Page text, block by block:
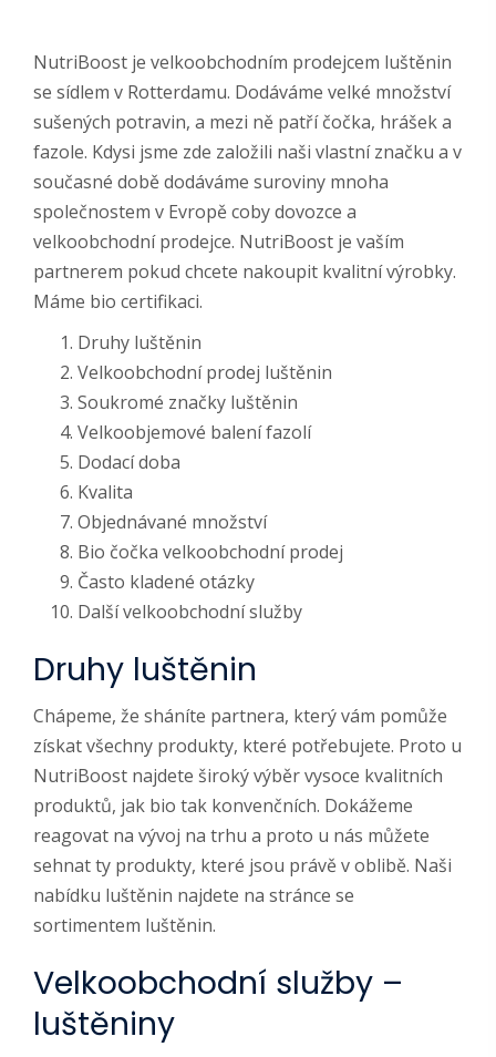
NutriBoost je velkoobchodním prodejcem luštěnin
se sídlem v Rotterdamu. Dodáváme velké množství
sušených potravin, a mezi ně patří čočka, hrášek a
fazole. Kdysi jsme zde založili naši vlastní značku a v
současné době dodáváme suroviny mnoha
společnostem v Evropě coby dovozce a
velkoobchodní prodejce. NutriBoost je vaším
partnerem pokud chcete nakoupit kvalitní výrobky.
Máme bio certifikaci.
Druhy luštěnin
Velkoobchodní prodej luštěnin
Soukromé značky luštěnin
Velkoobjemové balení fazolí
Dodací doba
Kvalita
Objednávané množství
Bio čočka velkoobchodní prodej
Často kladené otázky
Další velkoobchodní služby
Druhy luštěnin
Chápeme, že sháníte partnera, který vám pomůže
získat všechny produkty, které potřebujete. Proto u
NutriBoost najdete široký výběr vysoce kvalitních
produktů, jak bio tak konvenčních. Dokážeme
reagovat na vývoj na trhu a proto u nás můžete
sehnat ty produkty, které jsou právě v oblibě. Naši
nabídku luštěnin najdete na stránce se
sortimentem luštěnin.
Velkoobchodní služby –
luštěniny